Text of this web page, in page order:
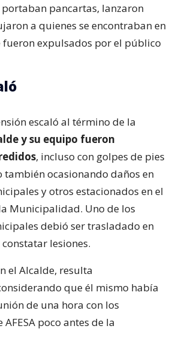
pancartas, lanzaron
a quienes se encontraban en
fueron expulsados por el público
escaló al término de la
y su equipo fueron
, incluso con golpes de pies
también ocasionando daños en
y otros estacionados en el
Municipalidad. Uno de los
debió ser trasladado en
lesiones.
el Alcalde, resulta
que él mismo había
de una hora con los
poco antes de la